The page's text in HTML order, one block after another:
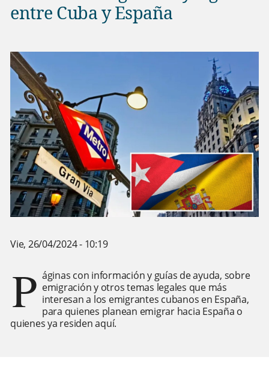
entre Cuba y España
Vie, 26/04/2024 - 10:19
P áginas con información y guías de ayuda, sobre
emigración y otros temas legales que más
interesan a los emigrantes cubanos en España,
para quienes planean emigrar hacia España o
quienes ya residen aquí.